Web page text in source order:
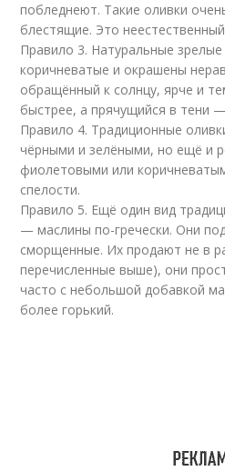
побледнеют. Такие оливки
блестящие. Это
Правило 3. Натуральные
коричневатые и окрашены
обращённый к солнцу, ярче и
быстрее, а прячущийся в тени
Правило 4. Традиционные
чёрными и зелёными, но ещё и
фиолетовыми или
спелости.
Правило 5. Ещё один вид
— маслины по-гречески. Они
сморщенные. Их продают не в
перечисленные выше), они
часто с небольшой добавкой
более горький.